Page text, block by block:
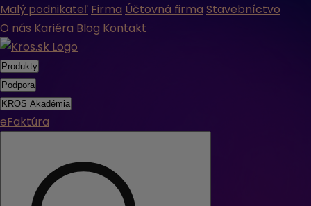
Malý podnikateľ Firma Účtovná firma Stavebníctvo
O nás Kariéra Blog Kontakt
Produkty
Podpora
KROS Akadémia
eFaktúra